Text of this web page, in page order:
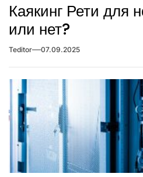
Каякинг Рети для
или нет?
Teditor 07.09.2025